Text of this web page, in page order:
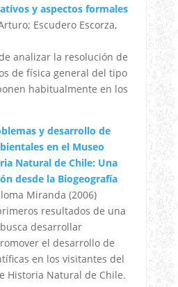
y aspectos formales
Escudero Escorza,
analizar la resolución de
de física general del tipo
habitualmente en los
y desarrollo de
en el Museo
Natural de Chile: Una
desde la Biogeografía
Miranda (2006)
resultados de una
desarrollar
el desarrollo de
en los visitantes del
Historia Natural de Chile.